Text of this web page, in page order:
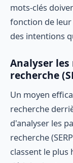
mots-clés
fonction de
des intentions
Analyser
recherche
Un moyen
recherche
d'analyser les
recherche
classent le